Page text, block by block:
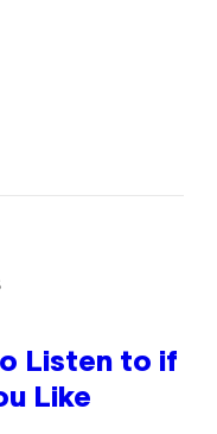
Listen to if
Like